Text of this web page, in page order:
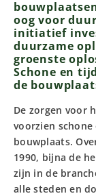
oog voor
initiatief
duurzame
groenste
Schone en
de
De zorgen voor
voorzien
bouwplaats.
1990, bijna de
zijn in de
alle steden en